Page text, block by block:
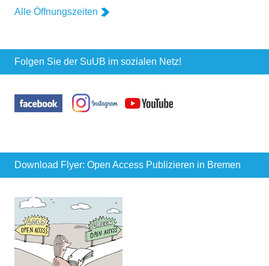
Alle Öffnungszeiten
Folgen Sie der SuUB im sozialen Netz!
Download Flyer: Open Access Publizieren in Bremen